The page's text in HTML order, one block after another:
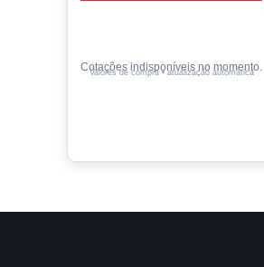
Cotações indisponíveis no momento.
Valores de compra • atualização automática